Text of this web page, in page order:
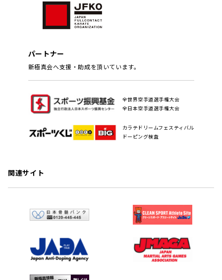
パートナー
新極真会へ支援・助成を頂いています。
全世界空手道選手権大会
全日本空手道選手権大会
カラテドリームフェスティバル
ドーピング検査
関連サイト